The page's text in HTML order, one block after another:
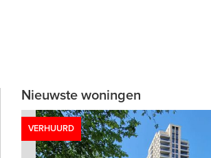
Nieuwste woningen
VERHUURD